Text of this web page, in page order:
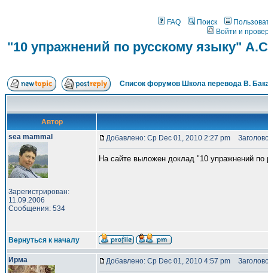
FAQ Поиск
Войти и
"10 упражнений по русскому языку"
Список форумов Школа перевода В.
Автор
sea mammal
Зарегистрирован:
11.09.2006
Сообщения: 534
Добавлено: Ср Dec 01, 2010 2:27 pm
На сайте выложен доклад "10 упражнений
Вернуться к началу
Ирма Добавлено: Ср Dec 01, 2010 4:57 pm